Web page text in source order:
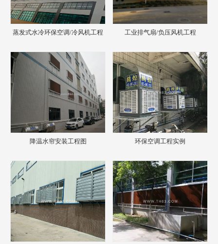
蒸发式水冷环保空调/冷风机工程 工业排气扇/负压风机工程
降温水帘安装工程图 环保空调工程实例